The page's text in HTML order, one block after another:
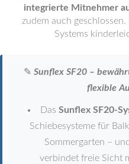
integrierte Mitnehmer
zudem auch
Systems
✎ Sunflex SF20 –
flexible
Das Sunflex SF20-
Schiebesysteme für
Sommergarten –
verbindet freie Sicht